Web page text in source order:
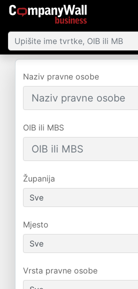
Naziv pravne osobe
OIB ili MBS
Županija
Mjesto
Vrsta pravne osobe